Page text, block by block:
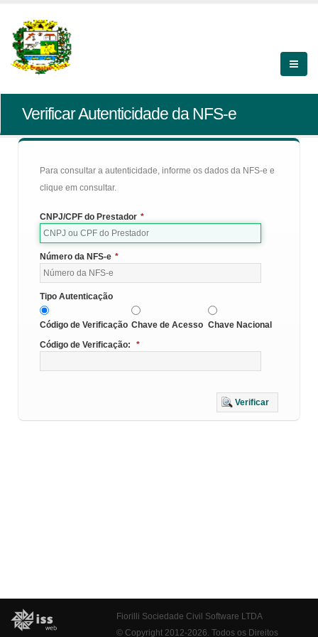
Verificar Autenticidade da NFS-e
Para consultar a autenticidade, informe os dados da NFS-e e
clique em consultar.
CNPJ/CPF do Prestador *
Número da NFS-e *
Tipo Autenticação
Código de Verificação Chave de Acesso Chave Nacional
Código de Verificação:
*
Verificar
Fiorilli Sociedade Civil Software LTDA
© Copyright 2012-2026. Todos os Direitos